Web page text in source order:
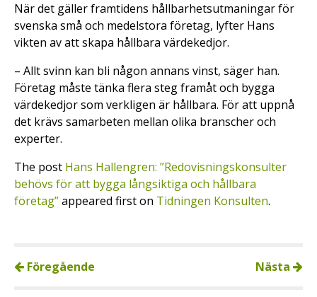
När det gäller framtidens hållbarhetsutmaningar för
svenska små och medelstora företag, lyfter Hans
vikten av att skapa hållbara värdekedjor.
– Allt svinn kan bli någon annans vinst, säger han.
Företag måste tänka flera steg framåt och bygga
värdekedjor som verkligen är hållbara. För att uppnå
det krävs samarbeten mellan olika branscher och
experter.
The post Hans Hallengren: ”Redovisningskonsulter
behövs för att bygga långsiktiga och hållbara
företag”appeared first on Tidningen Konsulten.
Föregående Nästa